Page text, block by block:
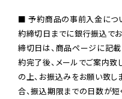
■ 予約商品の事前入金につ
約締切日までに銀行振込で
締切日は、商品ページに記
約完了後、メールでご案内致
の上、お振込みをお願い致
合、振込期限までの日数が短